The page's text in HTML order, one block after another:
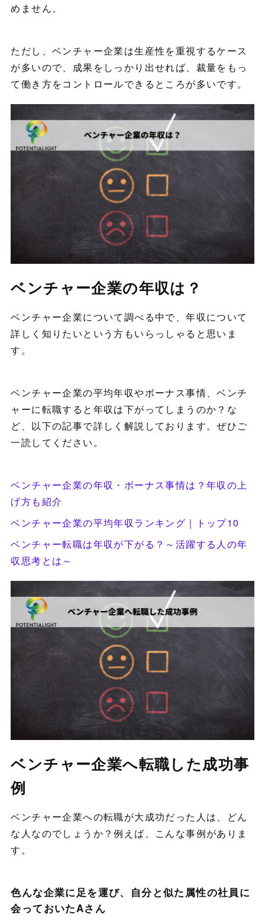
めません。
ただし、ベンチャー企業は生産性を重視するケース
が多いので、成果をしっかり出せれば、裁量をもっ
て働き方をコントロールできるところが多いです。
ベンチャー企業の年収は？
ベンチャー企業について調べる中で、年収について
詳しく知りたいという方もいらっしゃると思いま
す。
ベンチャー企業の平均年収やボーナス事情、ベンチ
ャーに転職すると年収は下がってしまうのか？な
ど、以下の記事で詳しく解説しております。ぜひご
一読してください。
ベンチャー企業の年収・ボーナス事情は？年収の上
げ方も紹介
ベンチャー企業の平均年収ランキング｜トップ10
ベンチャー転職は年収が下がる？～活躍する人の年
収思考とは～
ベンチャー企業へ転職した成功事
例
ベンチャー企業への転職が大成功だった人は、どん
な人なのでしょうか？例えば、こんな事例がありま
す。
色んな企業に足を運び、自分と似た属性の社員に
会っておいたAさん